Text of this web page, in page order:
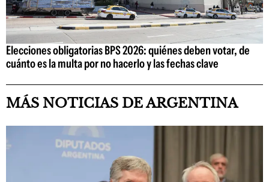
Elecciones obligatorias BPS 2026: quiénes deben votar, de
cuánto es la multa por no hacerlo y las fechas clave
MÁS NOTICIAS DE ARGENTINA